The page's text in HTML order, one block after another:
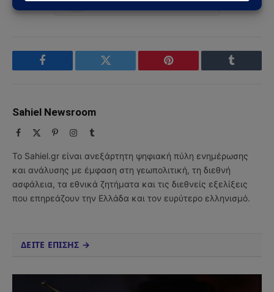
Facebook Twitter Pinterest Tumblr
Sahiel Newsroom
Facebook PinterestInstagram
Tumblr
Το Sahiel.gr είναι ανεξάρτητη ψηφιακή πύλη ενημέρωσης
και ανάλυσης με έμφαση στη γεωπολιτική, τη διεθνή
ασφάλεια, τα εθνικά ζητήματα και τις διεθνείς εξελίξεις
που επηρεάζουν την Ελλάδα και τον ευρύτερο ελληνισμό.
ΔΕΙΤΕ ΕΠΙΣΗΣ →